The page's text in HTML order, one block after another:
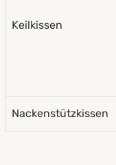
Keilkissen
Nackenstützkissen